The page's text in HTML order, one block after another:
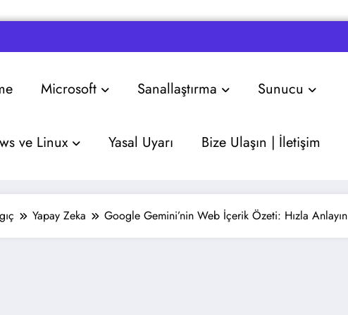
Microsoft Sanallaştırma Sunucu
ve Linux Yasal Uyarı Bize Ulaşın | İletişim
Yapay Zeka Google Gemini’nin Web İçerik Özeti: Hızla Anlayın